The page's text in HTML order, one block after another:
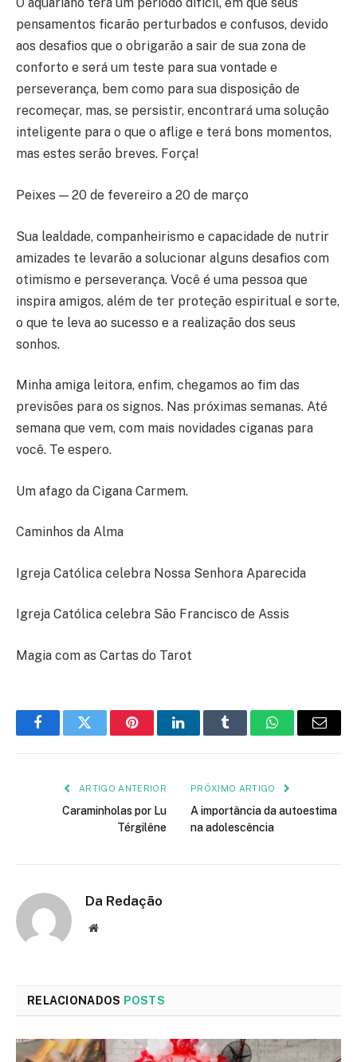
O aquariano terá um período difícil, em que seus
pensamentos ficarão perturbados e confusos, devido
aos desafios que o obrigarão a sair de sua zona de
conforto e será um teste para sua vontade e
perseverança, bem como para sua disposição de
recomeçar, mas, se persistir, encontrará uma solução
inteligente para o que o aflige e terá bons momentos,
mas estes serão breves. Força!
Peixes — 20 de fevereiro a 20 de março
Sua lealdade, companheirismo e capacidade de nutrir
amizades te levarão a solucionar alguns desafios com
otimismo e perseverança. Você é uma pessoa que
inspira amigos, além de ter proteção espiritual e sorte,
o que te leva ao sucesso e a realização dos seus
sonhos.
Minha amiga leitora, enfim, chegamos ao fim das
previsões para os signos. Nas próximas semanas. Até
semana que vem, com mais novidades ciganas para
você. Te espero.
Um afago da Cigana Carmem.
Caminhos da Alma
Igreja Católica celebra Nossa Senhora Aparecida
Igreja Católica celebra São Francisco de Assis
Magia com as Cartas do Tarot
FacebookTwitter PinterestLinkedInTumblr WhatsApp
E-
ARTIGO ANTERIOR
Caraminholas por Lu
Térgilêne
PRÓXIMO ARTIGO
A importância da autoestima
na adolescência
Da Redação
Site
RELACIONADOS POSTS